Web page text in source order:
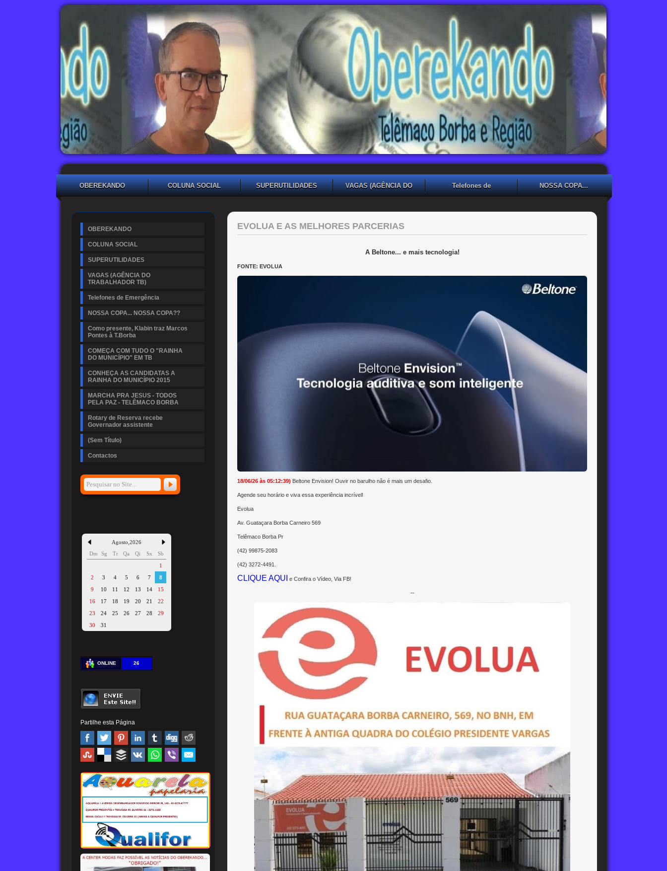
OBEREKANDO COLUNA SOCIAL SUPERUTILIDADES
VAGAS (AGÊNCIA DO
Telefones de
NOSSA COPA...
OBEREKANDO
COLUNA SOCIAL
SUPERUTILIDADES
VAGAS (AGÊNCIA DO
TRABALHADOR TB)
Telefones de Emergência
NOSSA COPA... NOSSA COPA??
Como presente, Klabin traz Marcos
Pontes à T.Borba
COMEÇA COM TUDO O "RAINHA
DO MUNICÍPIO" EM TB
CONHEÇA AS CANDIDATAS A
RAINHA DO MUNICÍPIO 2015
MARCHA PRA JESUS - TODOS
PELA PAZ - TELÊMACO BORBA
Rotary de Reserva recebe
Governador assistente
(Sem Título)
Contactos
Agosto 2026
Dm
Sg Tr Qa Qi Sx
Sb
1
2
3 4 5 6 7
8
9
10 11 12 13 14
15
16
17 18 19 20 21
22
23
24 25 26 27 28
29
30
31
ONLINE 26
Partilhe esta Página
EVOLUA E AS MELHORES PARCERIAS
A Beltone... e mais tecnologia!
FONTE: EVOLUA
18/06/26 às 05:12:39) Beltone Envision! Ouvir no barulho não é mais um desafio.
Agende seu horário e viva essa experiência incrível!
Evolua
Av. Guataçara Borba Carneiro 569
Telêmaco Borba Pr
(42) 99875-2083
(42) 3272-4491.
CLIQUE AQUI e Confira o Vídeo, Via FB!
--